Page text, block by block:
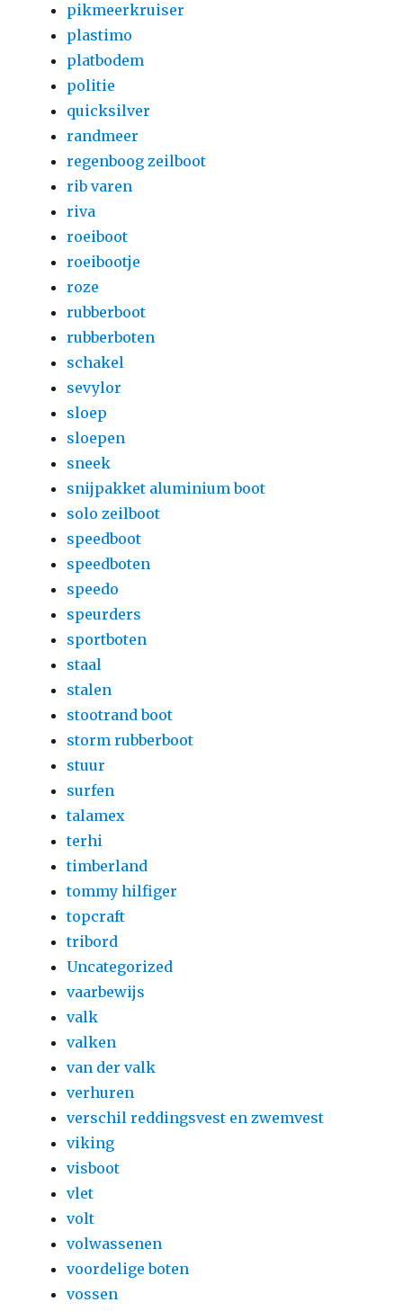
pikmeerkruiser
plastimo
platbodem
politie
quicksilver
randmeer
regenboog zeilboot
rib varen
riva
roeiboot
roeibootje
roze
rubberboot
rubberboten
schakel
sevylor
sloep
sloepen
sneek
snijpakket aluminium boot
solo zeilboot
speedboot
speedboten
speedo
speurders
sportboten
staal
stalen
stootrand boot
storm rubberboot
stuur
surfen
talamex
terhi
timberland
tommy hilfiger
topcraft
tribord
Uncategorized
vaarbewijs
valk
valken
van der valk
verhuren
verschil reddingsvest en zwemvest
viking
visboot
vlet
volt
volwassenen
voordelige boten
vossen